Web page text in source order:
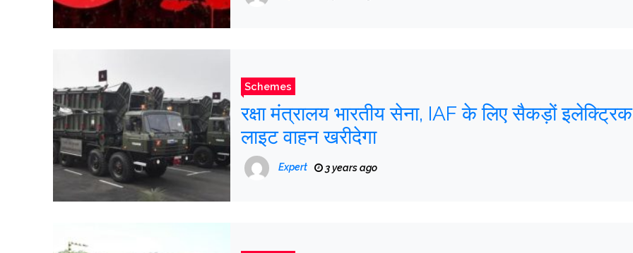
Schemes
रक्षा मंत्रालय भारतीय सेना, IAF के लिए सैकड़ों इलेक्ट्रिक
लाइट वाहन खरीदेगा
Expert 3 years ago